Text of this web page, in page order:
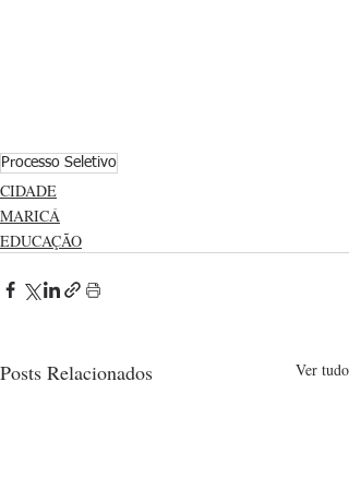
Processo Seletivo
CIDADE
MARICÁ
EDUCAÇÃO
Posts Relacionados Ver tudo